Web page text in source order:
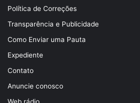
Política de Correções
Transparência e Publicidade
Como Enviar uma Pauta
Expediente
Contato
Anuncie conosco
Web rádio